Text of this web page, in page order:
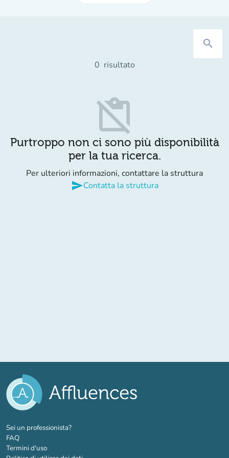
search
0 risultato
content_paste_off
Purtroppo non ci sono più disponibilità
per la tua ricerca.
Per ulteriori informazioni, contattare la struttura
sendContatta la struttura
Sei un professionista?(nuova scheda)
FAQ
Termini d'uso